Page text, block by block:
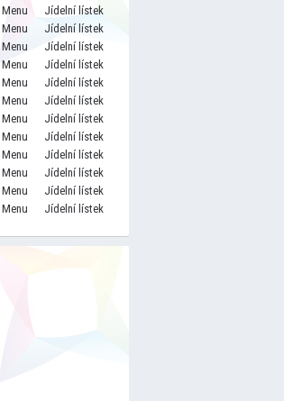
Menu
Jídelní lístek
Menu
Jídelní lístek
Menu
Jídelní lístek
Menu
Jídelní lístek
Menu
Jídelní lístek
Menu
Jídelní lístek
Menu
Jídelní lístek
Menu
Jídelní lístek
Menu
Jídelní lístek
Menu
Jídelní lístek
Menu
Jídelní lístek
Menu Jídelní lístek